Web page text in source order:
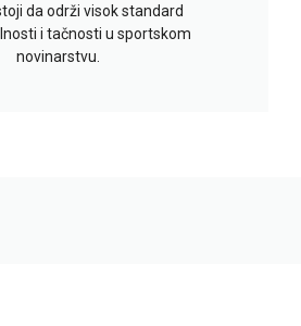
da održi visok standard
i tačnosti u sportskom
novinarstvu.